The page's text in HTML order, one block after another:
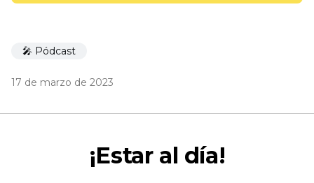
🎤 Pódcast
17 de marzo de 2023
¡Estar al día!